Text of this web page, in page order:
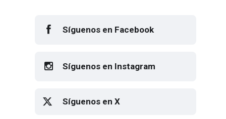
Síguenos en Facebook
Síguenos en Instagram
Síguenos en X